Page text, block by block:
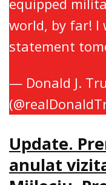
equipped
world, by far! I
statement
— Donald J.
Update.
anulat